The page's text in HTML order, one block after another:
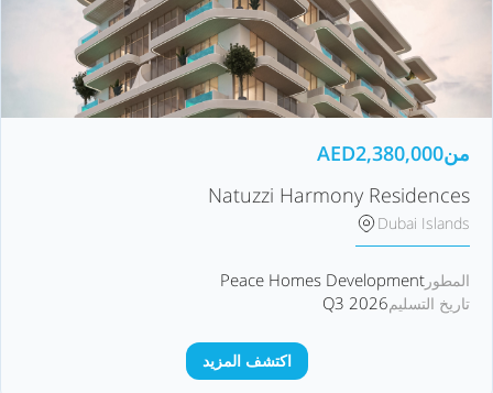
من AED2,380,000
Natuzzi Harmony Residences
Dubai Islands
المطور Peace Homes Development
تاريخ التسليمQ3 2026
اكتشف المزيد